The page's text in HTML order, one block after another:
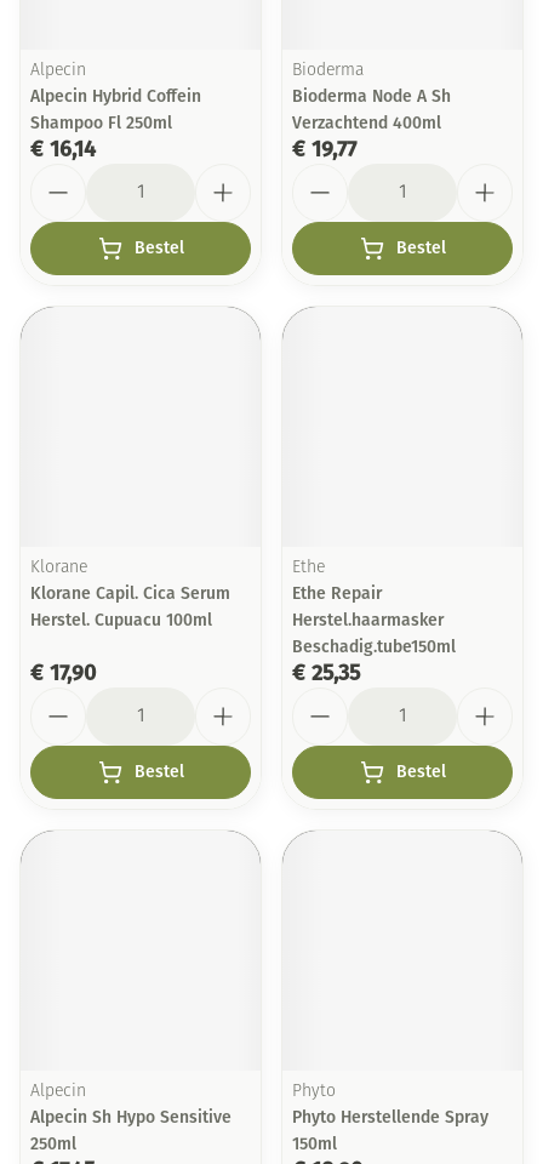
Alpecin
Alpecin Hybrid Coffein
Shampoo Fl 250ml
€ 16,14
Bestel
Bioderma
Bioderma Node A Sh
Verzachtend 400ml
€ 19,77
Bestel
Klorane
Klorane Capil. Cica Serum
Herstel. Cupuacu 100ml
€ 17,90
Bestel
Ethe
Ethe Repair
Herstel.haarmasker
Beschadig.tube150ml
€ 25,35
Bestel
Alpecin
Alpecin Sh Hypo Sensitive
250ml
Phyto
Phyto Herstellende Spray
150ml